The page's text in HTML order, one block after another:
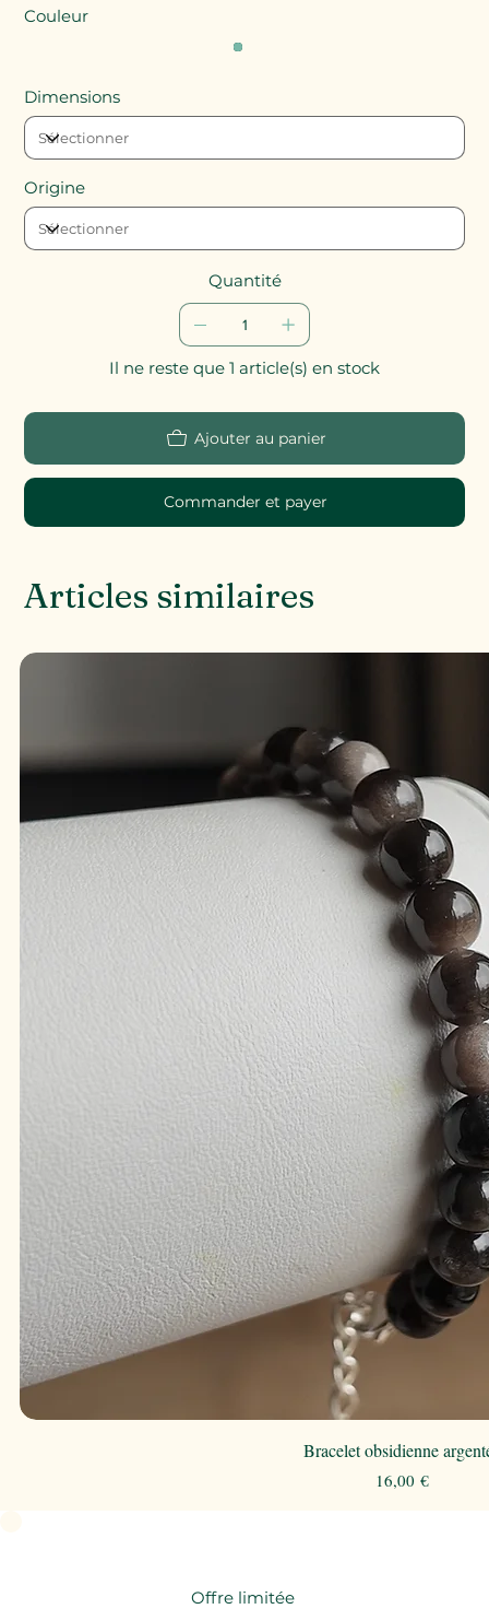
Offre limitée
Articles similaires
Bracelet obsidienne
Prix
16,00 €
Couleur
Dimensions
Origine
Quantité
Il ne reste que 1 article(s) en stock
Ajouter au panier
Commander et payer